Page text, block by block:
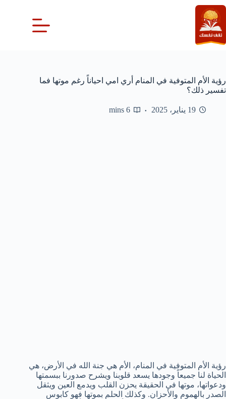
التجاوز
إلى
المحتوى
رؤية الأم المتوفية في المنام أري امي احياناً رغم موتها فما
تفسير ذلك؟
19 يناير، 2025 6 mins
رؤية الأم المتوفية في المنام، الأم هي جنة الله في الأرض، هي
الحياة لنا جميعاً وجودها يسعد قلوبنا ويشرح صدورنا ببسمتها
ودعواتها، موتها في الحقيقة يحزن القلب ويدمع العين ويثقل
الصدر بالهموم والأحزان. وكذلك الحلم بموتها فهو كابوس